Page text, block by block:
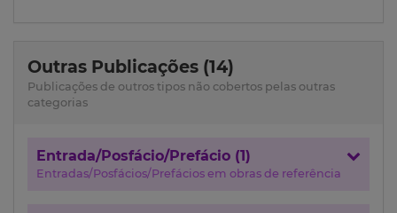
Outras Publicações (14)
Publicações de outros tipos não cobertos pelas outras
categorias
Entrada/Posfácio/Prefácio (1)
Entradas/Posfácios/Prefácios em obras de referência